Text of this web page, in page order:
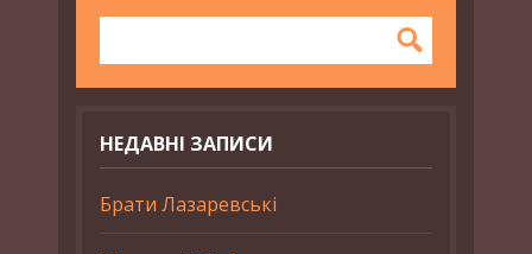
НЕДАВНІ ЗАПИСИ
Брати Лазаревські